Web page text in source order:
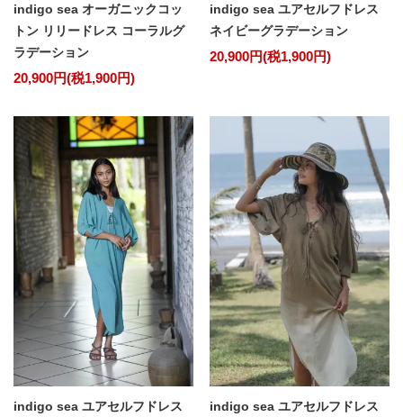
indigo sea オーガニックコッ
トン リリードレス コーラルグ
ラデーション
20,900円(税1,900円)
indigo sea ユアセルフドレス
ネイビーグラデーション
20,900円(税1,900円)
indigo sea ユアセルフドレス
indigo sea ユアセルフドレス